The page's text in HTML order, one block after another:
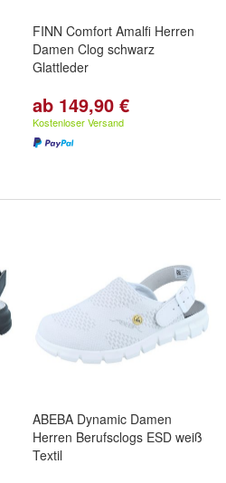
FINN Comfort Amalfi Herren
Damen Clog schwarz
Glattleder
ab 149,90 €
Kostenloser Versand
ABEBA Dynamic Damen
Herren Berufsclogs ESD weiß
Textil